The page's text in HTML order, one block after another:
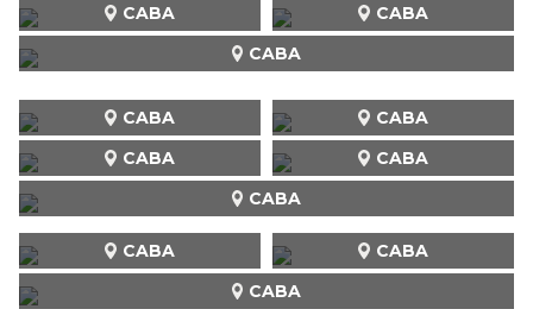
CABA
CABA
CABA
CABA CABA
CABA
CABA CABA
CABA
CABA CABA